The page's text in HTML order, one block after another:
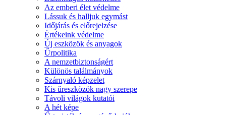
Az emberi élet védelme
Lássuk és halljuk egymást
Időjárás és előrejelzése
Értékeink védelme
Új eszközök és anyagok
Űrpolitika
A nemzetbiztonságért
Különös találmányok
Szárnyaló képzelet
Kis űreszközök nagy szerepe
Távoli világok kutatói
A hét képe